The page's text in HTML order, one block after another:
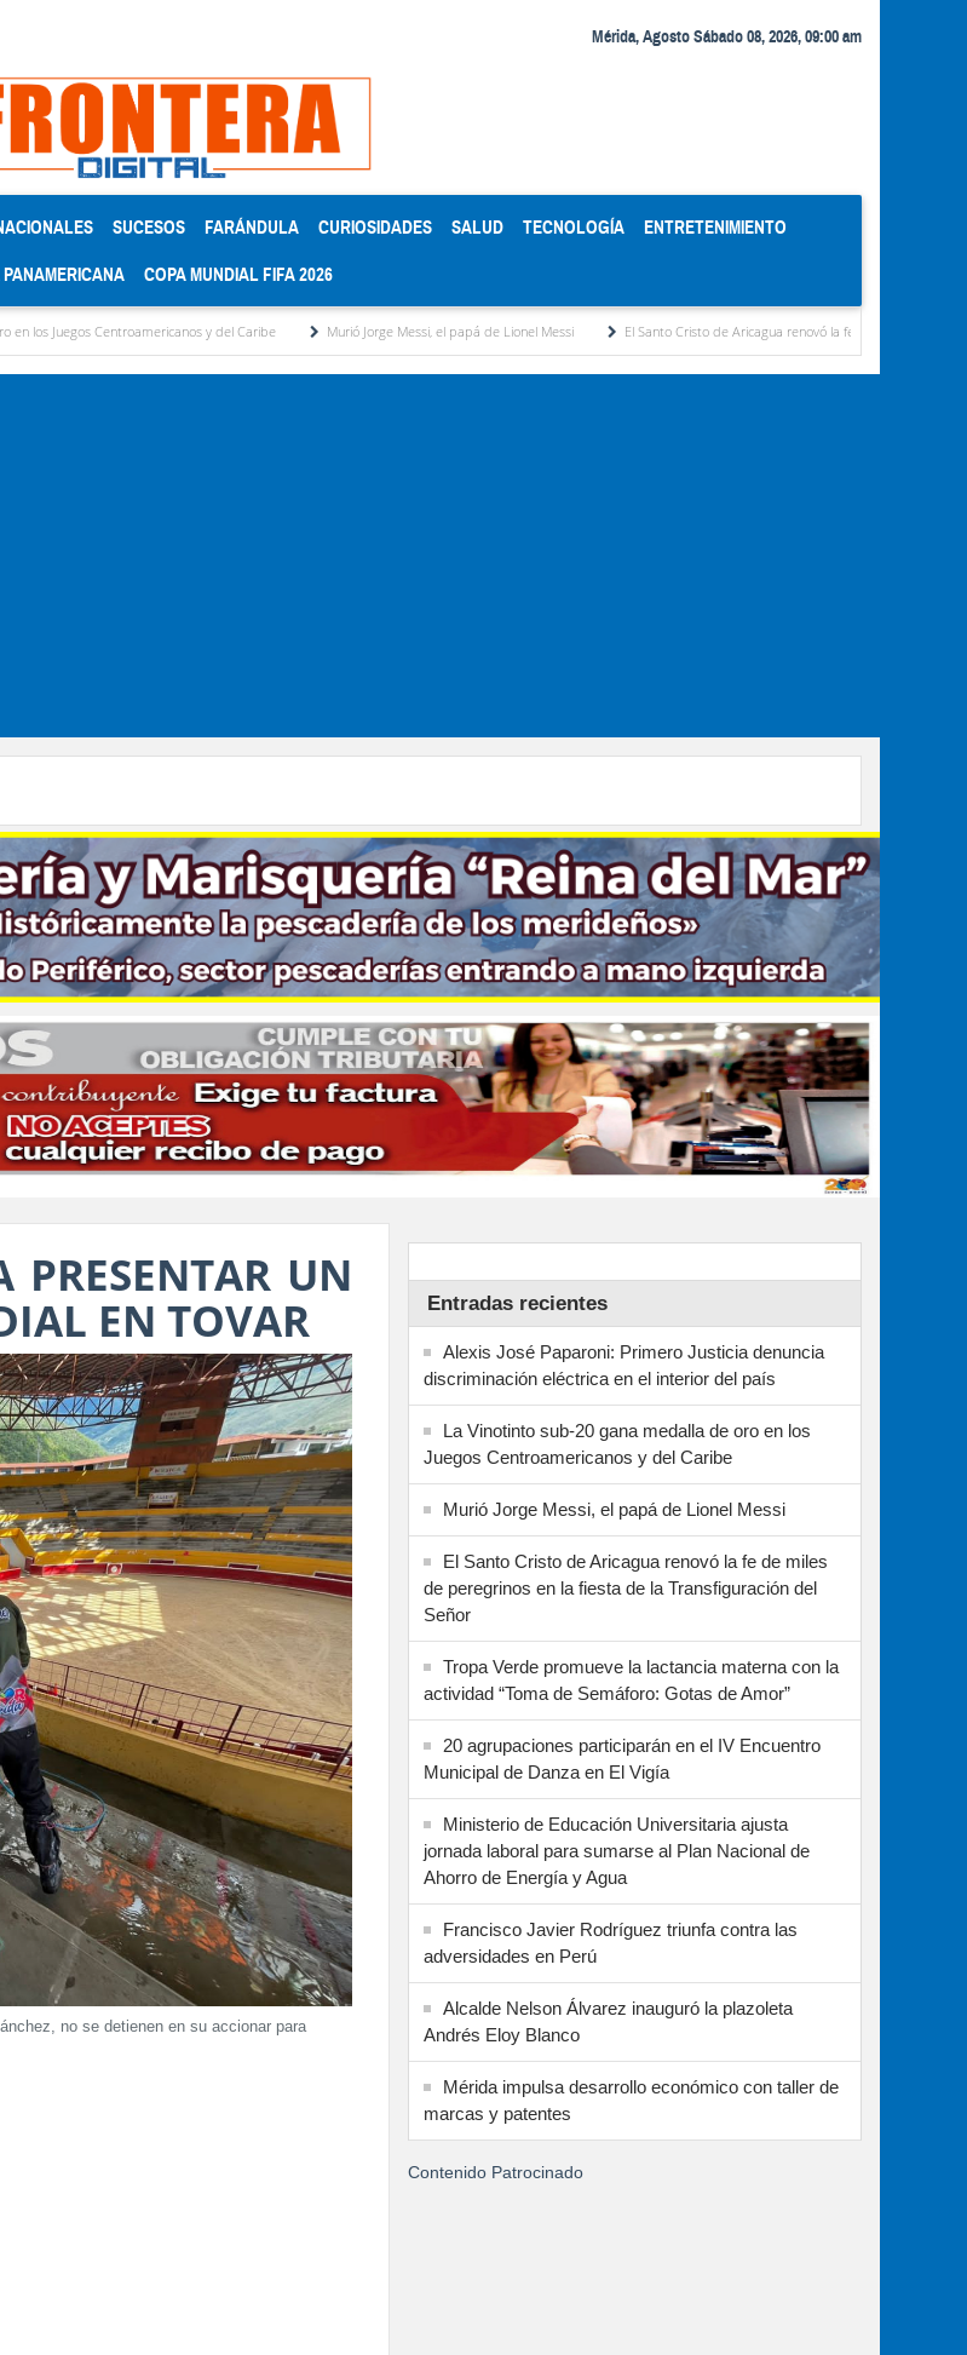
Mérida, Agosto Sábado 08, 2026, 09:00 am
SUCESOS FARÁNDULA CURIOSIDADES SALUD TECNOLOGÍA ENTRETENIMIENTO
COPA MUNDIAL FIFA 2026
Centroamericanos y del Caribe Murió Jorge Messi, el papá de Lionel Messi El Santo Cristo de Aricagua renovó la fe de miles de peregrinos en la
PRESENTAR UN
EN TOVAR
no se detienen en su accionar para
Entradas recientes
Alexis José Paparoni: Primero Justicia denuncia
discriminación eléctrica en el interior del país
La Vinotinto sub-20 gana medalla de oro en los
Juegos Centroamericanos y del Caribe
Murió Jorge Messi, el papá de Lionel Messi
El Santo Cristo de Aricagua renovó la fe de miles
de peregrinos en la fiesta de la Transfiguración del
Señor
Tropa Verde promueve la lactancia materna con la
actividad “Toma de Semáforo: Gotas de Amor”
20 agrupaciones participarán en el IV Encuentro
Municipal de Danza en El Vigía
Ministerio de Educación Universitaria ajusta
jornada laboral para sumarse al Plan Nacional de
Ahorro de Energía y Agua
Francisco Javier Rodríguez triunfa contra las
adversidades en Perú
Alcalde Nelson Álvarez inauguró la plazoleta
Andrés Eloy Blanco
Mérida impulsa desarrollo económico con taller de
marcas y patentes
Contenido Patrocinado